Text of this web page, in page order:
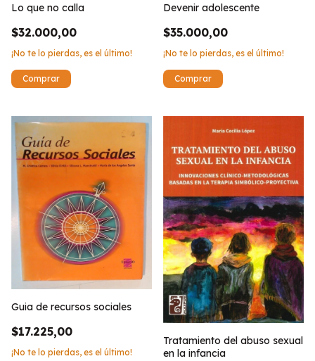
Lo que no calla
$32.000,00
¡No te lo pierdas, es el último!
Devenir adolescente
$35.000,00
¡No te lo pierdas, es el último!
Guia de recursos sociales
$17.225,00
¡No te lo pierdas, es el último!
Tratamiento del abuso sexual
en la infancia